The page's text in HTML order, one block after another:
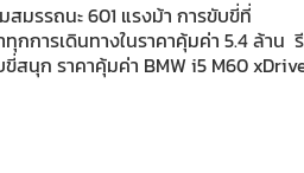
มรรถนะ 601 แรงม้า การขับขี่ที่
การเดินทางในราคาคุ้มค่า 5.4 ล้าน
สนุก ราคาคุ้มค่า BMW i5 M60